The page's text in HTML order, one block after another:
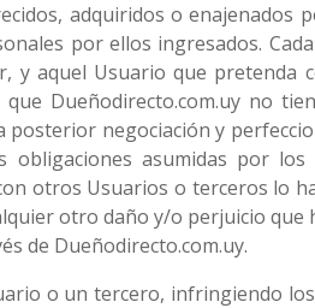
adquiridos o enajenados
por ellos ingresados.
aquel Usuario que pretenda
Dueñodirecto.com.uy no
negociación y
asumidas por
otros Usuarios o terceros lo
otro daño y/o perjuicio
de Dueñodirecto.com.uy.
o un tercero, infringiendo